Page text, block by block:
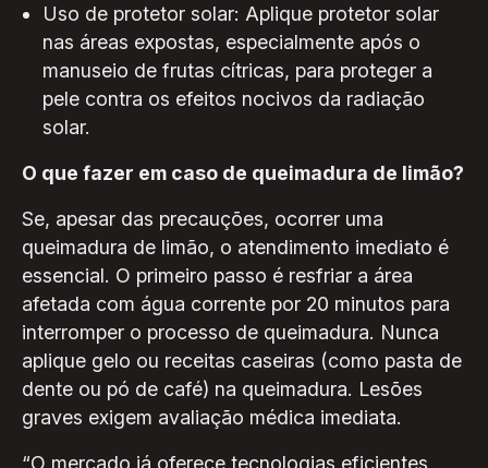
Uso de protetor solar: Aplique protetor solar
nas áreas expostas, especialmente após o
manuseio de frutas cítricas, para proteger a
pele contra os efeitos nocivos da radiação
solar.
O que fazer em caso de queimadura de limão?
Se, apesar das precauções, ocorrer uma
queimadura de limão, o atendimento imediato é
essencial. O primeiro passo é resfriar a área
afetada com água corrente por 20 minutos para
interromper o processo de queimadura. Nunca
aplique gelo ou receitas caseiras (como pasta de
dente ou pó de café) na queimadura. Lesões
graves exigem avaliação médica imediata.
“O mercado já oferece tecnologias eficientes